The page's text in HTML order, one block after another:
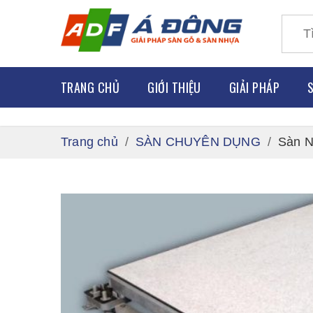
TRANG CHỦ GIỚI THIỆU GIẢI PHÁP
SÀN NHÀ
SÀN THỂ
Trang chủ SÀN CHUYÊN DỤNG Sàn